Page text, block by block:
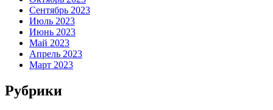
Сентябрь 2023
Июль 2023
Июнь 2023
Май 2023
Апрель 2023
Март 2023
Рубрики